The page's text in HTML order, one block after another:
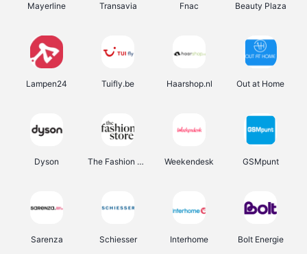
Mayerline Transavia Fnac Beauty Plaza
Lampen24 Tuifly.be Haarshop.nl Out at Home
Dyson The Fashion Store Weekendesk GSMpunt
Sarenza Schiesser Interhome Bolt Energie